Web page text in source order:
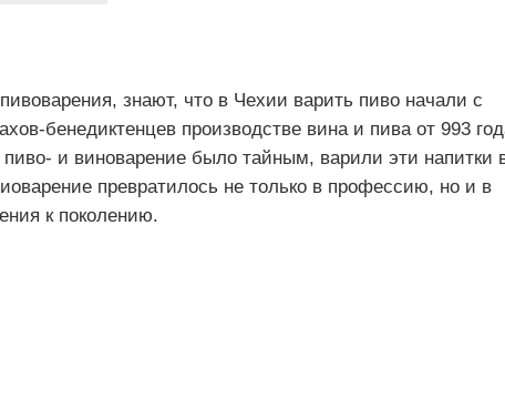
знают, что в Чехии варить пиво начали с
бенедиктенцев производстве вина и пива от 993
и виноварение было тайным, варили эти напитки
превратилось не только в профессию, но и в
к поколению.